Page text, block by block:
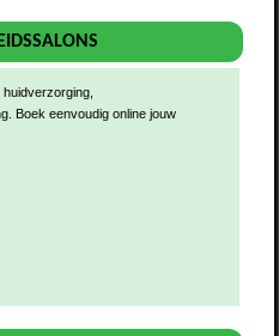
Boek eenvoudig online jouw